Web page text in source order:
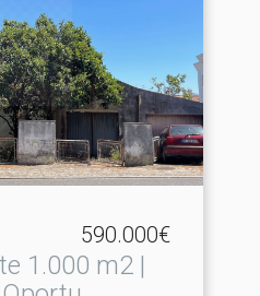
590.000€
1.​000 m2 |